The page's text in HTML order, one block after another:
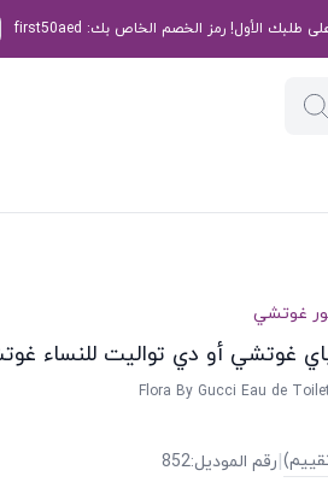
غوتشي
غوتشي أو دي تواليت للنساء
Flora By Gucci Eau de
)
|رقم الموديل:
852